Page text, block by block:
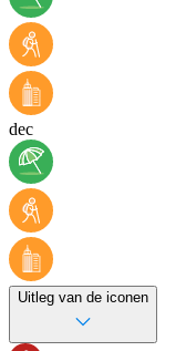
dec
Uitleg van de iconen